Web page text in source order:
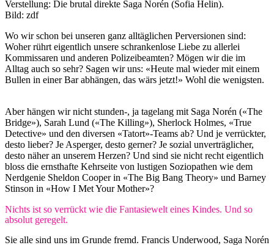
Verstellung: Die brutal direkte Saga Norén (Sofia Helin).
Bild: zdf
Wo wir schon bei unseren ganz alltäglichen Perversionen sind:
Woher rührt eigentlich unsere schrankenlose Liebe zu allerlei
Kommissaren und anderen Polizeibeamten? Mögen wir die im
Alltag auch so sehr? Sagen wir uns: «Heute mal wieder mit einem
Bullen in einer Bar abhängen, das wärs jetzt!» Wohl die wenigsten.
Aber hängen wir nicht stunden-, ja tagelang mit Saga Norén («The
Bridge»), Sarah Lund («The Killing»), Sherlock Holmes, «True
Detective» und den diversen «Tatort»-Teams ab? Und je verrückter,
desto lieber? Je Asperger, desto gerner? Je sozial unverträglicher,
desto näher an unserem Herzen? Und sind sie nicht recht eigentlich
bloss die ernsthafte Kehrseite von lustigen Soziopathen wie dem
Nerdgenie Sheldon Cooper in «The Big Bang Theory» und Barney
Stinson in «How I Met Your Mother»?
Nichts ist so verrückt wie die Fantasiewelt eines Kindes. Und so
absolut geregelt.
Sie alle sind uns im Grunde fremd. Francis Underwood, Saga Norén